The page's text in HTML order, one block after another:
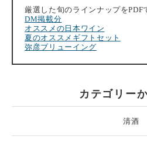
厳選した旬のラインナップをPDF
DM掲載分
オススメの日本ワイン
夏のオススメギフトセット
弥彦ブリューイング
カテゴリー
清酒